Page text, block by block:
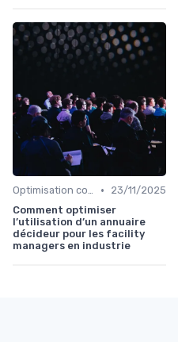
Optimisation coûts •
23/11/2025
Comment optimiser
l’utilisation d’un annuaire
décideur pour les facility
managers en industrie